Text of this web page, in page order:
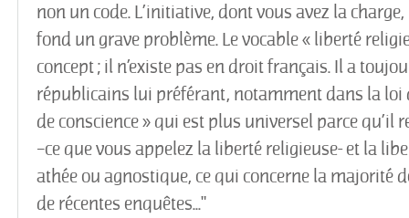
non un code. L’initiative, dont vous avez la
fond un grave problème. Le vocable « liberté
concept ; il n’existe pas en droit français. Il a
républicains lui préférant, notamment dans la loi
de conscience » qui est plus universel parce qu’il
–ce que vous appelez la liberté religieuse- et la
athée ou agnostique, ce qui concerne la majorité
de récentes enquêtes..."